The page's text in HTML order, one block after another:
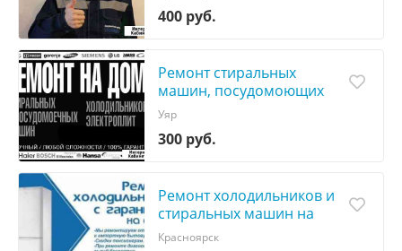
400 руб.
Ремонт стиральных
машин, посудомоющих
машин, элект
300 руб.
Уяр
Ремонт холодильников и
стиральных машин на
дому в
Красноярск